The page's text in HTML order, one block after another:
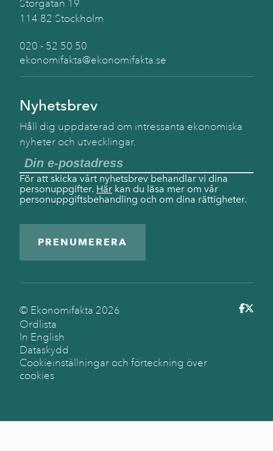
Storgatan 19
114 82 Stockholm
020 - 52 50 50
ekonomifakta@ekonomifakta.se
Nyhetsbrev
Håll dig uppdaterad om intressanta ekonomiska
nyheter och utvecklingar.
För att skicka vårt nyhetsbrev behandlar vi dina
personuppgifter. Här kan du läsa mer om vår
personuppgiftsbehandling och om dina rättigheter.
PRENUMERERA
© Ekonomifakta 2026
Ordlista
In English
Dataskydd
Cookieinställningar och förteckning över
cookies